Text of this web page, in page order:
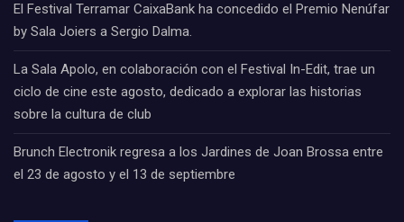
El Festival Terramar CaixaBank ha concedido el Premio Nenúfar
by Sala Joiers a Sergio Dalma.
La Sala Apolo, en colaboración con el Festival In-Edit, trae un
ciclo de cine este agosto, dedicado a explorar las historias
sobre la cultura de club
Brunch Electronik regresa a los Jardines de Joan Brossa entre
el 23 de agosto y el 13 de septiembre